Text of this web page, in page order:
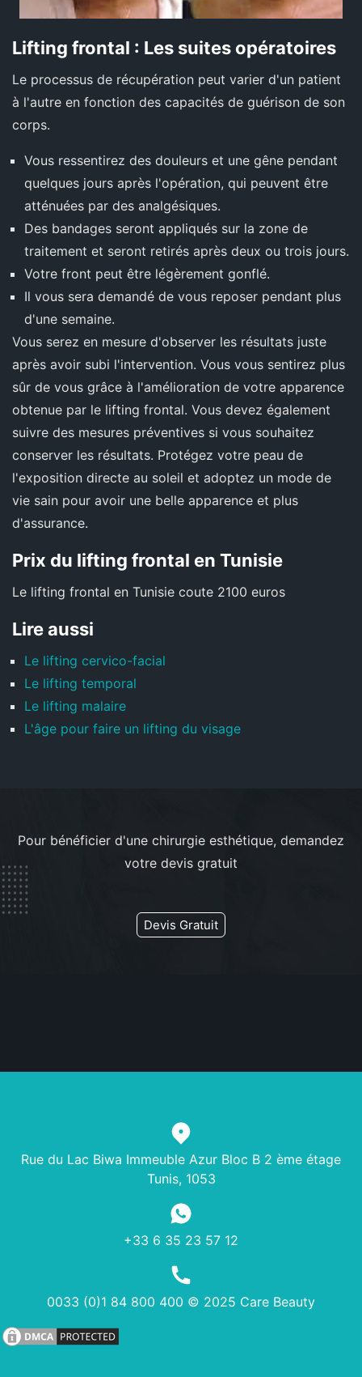
Lifting frontal : Les suites opératoires
Le processus de récupération peut varier d'un patient
à l'autre en fonction des capacités de guérison de son
corps.
Vous ressentirez des douleurs et une gêne pendant
quelques jours après l'opération, qui peuvent être
atténuées par des analgésiques.
Des bandages seront appliqués sur la zone de
traitement et seront retirés après deux ou trois jours.
Votre front peut être légèrement gonflé.
Il vous sera demandé de vous reposer pendant plus
d'une semaine.
Vous serez en mesure d'observer les résultats juste
après avoir subi l'intervention. Vous vous sentirez plus
sûr de vous grâce à l'amélioration de votre apparence
obtenue par le lifting frontal. Vous devez également
suivre des mesures préventives si vous souhaitez
conserver les résultats. Protégez votre peau de
l'exposition directe au soleil et adoptez un mode de
vie sain pour avoir une belle apparence et plus
d'assurance.
Prix du lifting frontal en Tunisie
Le lifting frontal en Tunisie coute 2100 euros
Lire aussi
Le lifting cervico-facial
Le lifting temporal
Le lifting malaire
L'âge pour faire un lifting du visage
Pour bénéficier d'une chirurgie esthétique, demandez
votre devis gratuit
Devis Gratuit
Rue du Lac Biwa Immeuble Azur Bloc B 2 ème étage
Tunis, 1053
+33 6 35 23 57 12
0033 (0)1 84 800 400 © 2025 Care Beauty